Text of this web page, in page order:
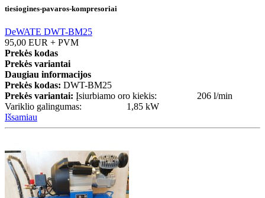
tiesiogines-pavaros-kompresoriai
DeWATE DWT-BM25
95,00 EUR + PVM
Prekės kodas
Prekės variantai
Daugiau informacijos
Prekės kodas: DWT-BM25
Prekės variantai: Įsiurbiamo oro kiekis: 206 l/min
Variklio galingumas: 1,85 kW
Išsamiau